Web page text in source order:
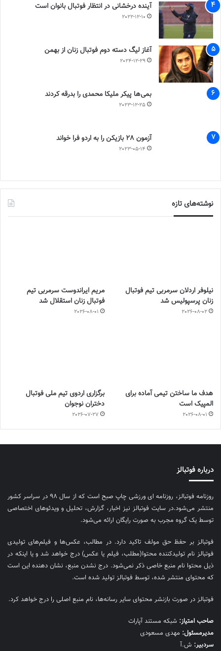
آینده درخشانی در انتظار فوتبال بانوان است
2022-12-10
آغاز لیگ دسته دوم فوتبال زنان از بهمن
2024-12-29
بمی‌ها پیکر ملیکا محمدی را بدرقه کردند
2023-12-25
آزمون 28 بازیکن را به اردو فرا خواند
2023-05-14
نوشته‌های تازه
نیلوفر اردلان سرمربی تیم فوتبال
زنان پرسپولیس شد
2026-08-02
مریم ایراندوست سرمربی تیم
فوتبال زنان استقلال شد
2026-08-01
هدف ما ساختن تیمی آماده برای
المپیک است
2026-08-01
برگزاری اردوی تیم ملی فوتبال
دختران نوجوان
2026-07-27
درباره فوتبالز
روزنامه فوتبالز، روزنامه ای ورزشی چاپ صبح است که از سال ۹۸ در سراسر کشور
منتشر می‌شود.در سایت فوتبالز نیز اخبار، گزارش، تحلیل و ویدئوهای اختصاصی
توسط یک گروه مجرب به صورت رایگان ارائه می‌شود.
فوتبالز بر حفظ حق مولف تاکید دارد. در مطالب، عکس‌ها و فیلم‌های تولیدی
فوتبالز نام تولیدکننده محتوا(مطلب، فیلم یا عکس) درج خواهد شد و یا اینکه در
ذیل محتوا نام منبع خاصی ذکر نمی‌‎شود. درج نشدن منبع، نشان دهنده این است
که محتوای منتشر شده، توسط فوتبالز تولید شده است.
فوتبالز در صورت بازنشر محتوای سایر رسانه‌ها، نام منبع اصلی را درج خواهد کرد.
صاحب امتیاز: شبکه مستند آپارات
مديرمسئول: مهدی مسعودی
سردبیر: ش.آ